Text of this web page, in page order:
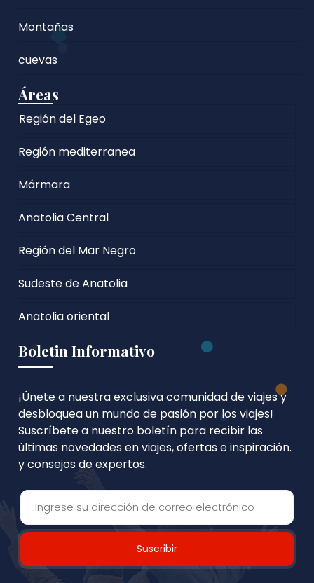
Montañas
cuevas
Áreas
Región del Egeo
Región mediterranea
Mármara
Anatolia Central
Región del Mar Negro
Sudeste de Anatolia
Anatolia oriental
Boletin Informativo
¡Únete a nuestra exclusiva comunidad de viajes y
desbloquea un mundo de pasión por los viajes!
Suscríbete a nuestro boletín para recibir las
últimas novedades en viajes, ofertas e inspiración.
y consejos de expertos.
Suscribir